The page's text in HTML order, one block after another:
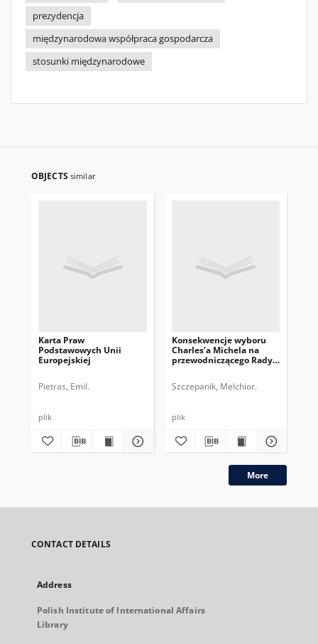
prezydencja
międzynarodowa współpraca gospodarcza
stosunki międzynarodowe
OBJECTS similar
Karta Praw
Podstawowych Unii
Europejskiej
Pietras, Emil.
plik
Konsekwencje wyboru
Charles’a Michela na
przewodniczącego Rady
Szczepanik, Melchior.
plik
More
CONTACT DETAILS
Address
Polish Institute of International Affairs
Library